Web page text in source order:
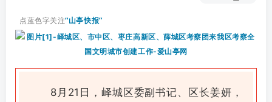
点蓝色字关注“山亭快报”
8月21日，峄城区委副书记、区长姜妍，
登录
没有账号？立即注册